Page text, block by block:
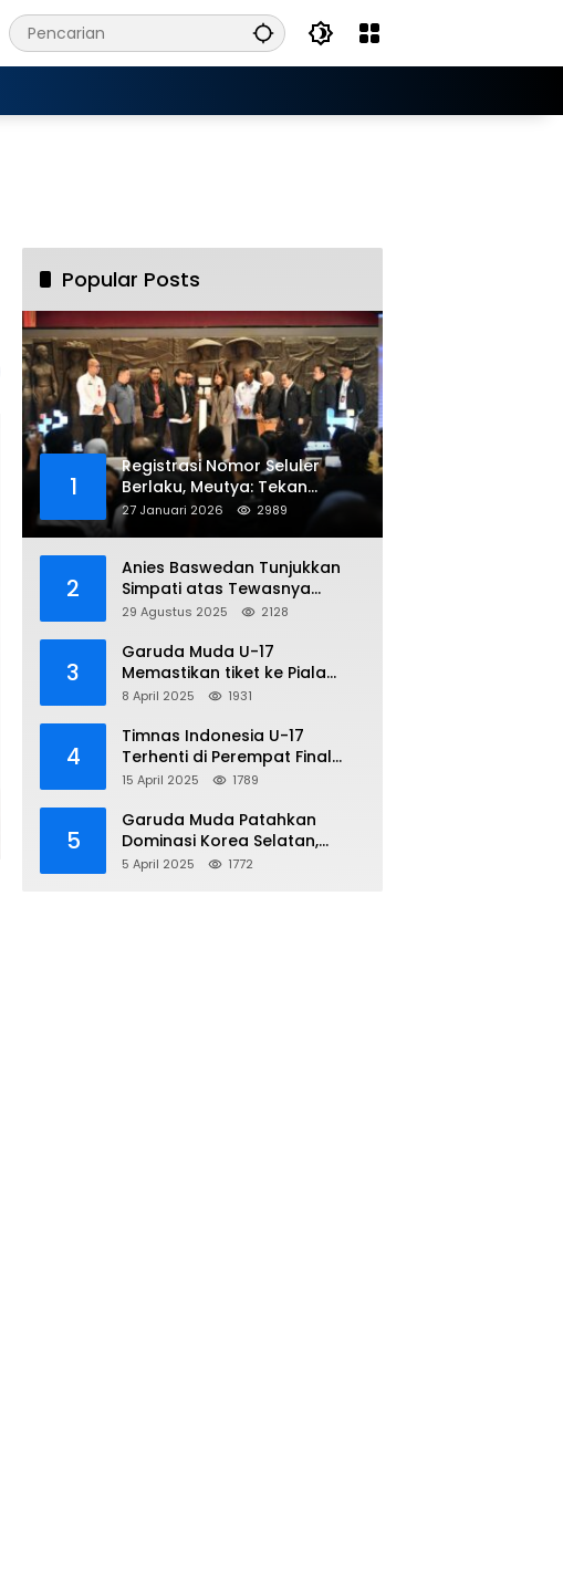
Popular Posts
1
Registrasi Nomor Seluler
Berlaku, Meutya: Tekan
Penipuan Online
27 Januari 2026 2989
2
Anies Baswedan Tunjukkan
Simpati atas Tewasnya
Pengemudi Ojol dalam Aksi
29 Agustus 2025 2128
3
Garuda Muda U-17
Memastikan tiket ke Piala
Dunia Setelah Mencetak
Yaman 4-1 di Piala Asia 2025
8 April 2025 1931
4
Timnas Indonesia U-17
Terhenti di Perempat Final
Piala Asia 2025: Terkecoh
15 April 2025 1789
5
Garuda Muda Patahkan
Dominasi Korea Selatan,
Dalam Laga Pembuka Piala
5 April 2025 1772